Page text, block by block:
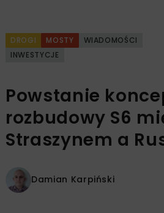
DROGI MOSTY
WIADOMOŚCI
INWESTYCJE
Powstanie
rozbudowy S6
Straszynem a
Damian Karpiński